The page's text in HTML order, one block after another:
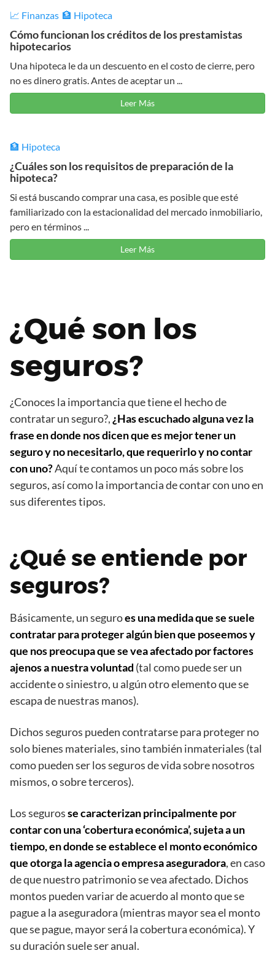
📈 Finanzas 🏦 Hipoteca
Cómo funcionan los créditos de los prestamistas
hipotecarios
Una hipoteca le da un descuento en el costo de cierre, pero
no es dinero gratis. Antes de aceptar un ...
Leer Más
🏦 Hipoteca
¿Cuáles son los requisitos de preparación de la
hipoteca?
Si está buscando comprar una casa, es posible que esté
familiarizado con la estacionalidad del mercado inmobiliario,
pero en términos ...
Leer Más
¿Qué son los
seguros?
¿Conoces la importancia que tiene el hecho de
contratar un seguro?, ¿Has escuchado alguna vez la
frase en donde nos dicen que es mejor tener un
seguro y no necesitarlo, que requerirlo y no contar
con uno?Aquí te contamos un poco más sobre los
seguros, así como la importancia de contar con uno en
sus diferentes tipos.
¿Qué se entiende por
seguros?
Básicamente, un seguroes una medida que se suele
contratar para proteger algún bien que poseemos y
que nos preocupa que se vea afectado por factores
ajenos a nuestra voluntad (tal como puede ser un
accidente o siniestro, u algún otro elemento que se
escapa de nuestras manos).
Dichos seguros pueden contratarse para proteger no
solo bienes materiales, sino también inmateriales (tal
como pueden ser los seguros de vida sobre nosotros
mismos, o sobre terceros).
Los segurosse caracterizan principalmente por
contar con una ‘cobertura económica’, sujeta a un
tiempo, en donde se establece el monto económico
que otorga la agencia o empresa aseguradora, en caso
de que nuestro patrimonio se vea afectado. Dichos
montos pueden variar de acuerdo al monto que se
pague a la aseguradora (mientras mayor sea el monto
que se pague, mayor será la cobertura económica). Y
su duración suele ser anual.